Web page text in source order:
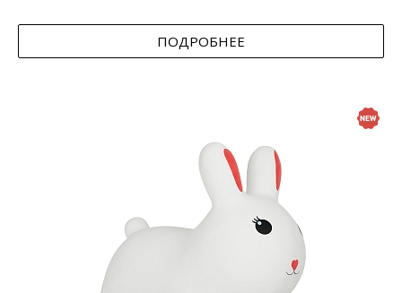
ПОДРОБНЕЕ